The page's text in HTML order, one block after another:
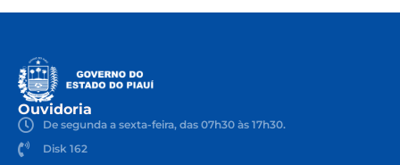
Ouvidoria
De segunda a sexta-feira, das 07h30 às 17h30.
Disk 162